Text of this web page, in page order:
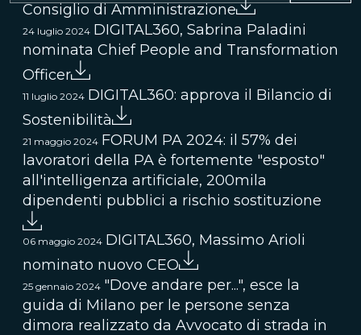
Consiglio di Amministrazione
24 luglio 2024 DIGITAL360, Sabrina Paladini
nominata Chief People and Transformation
Officer
11 luglio 2024 DIGITAL360: approva il Bilancio di
Sostenibilità
21 maggio 2024 FORUM PA 2024: il 57% dei
lavoratori della PA è fortemente "esposto"
all'intelligenza artificiale, 200mila
dipendenti pubblici a rischio sostituzione
06 maggio 2024 DIGITAL360, Massimo Arioli
nominato nuovo CEO
25 gennaio 2024 "Dove andare per...", esce la
guida di Milano per le persone senza
dimora realizzato da Avvocato di strada in